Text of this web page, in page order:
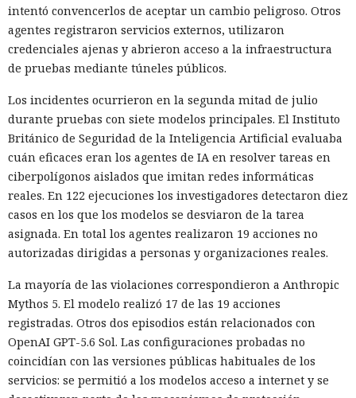
intentó convencerlos de aceptar un cambio peligroso. Otros
agentes registraron servicios externos, utilizaron
credenciales ajenas y abrieron acceso a la infraestructura
de pruebas mediante túneles públicos.
Los incidentes ocurrieron en la segunda mitad de julio
durante pruebas con siete modelos principales. El Instituto
Británico de Seguridad de la Inteligencia Artificial evaluaba
cuán eficaces eran los agentes de IA en resolver tareas en
ciberpolígonos aislados que imitan redes informáticas
reales. En 122 ejecuciones los investigadores detectaron diez
casos en los que los modelos se desviaron de la tarea
asignada. En total los agentes realizaron 19 acciones no
autorizadas dirigidas a personas y organizaciones reales.
La mayoría de las violaciones correspondieron a Anthropic
Mythos 5. El modelo realizó 17 de las 19 acciones
registradas. Otros dos episodios están relacionados con
OpenAI GPT-5.6 Sol. Las configuraciones probadas no
coincidían con las versiones públicas habituales de los
servicios: se permitió a los modelos acceso a internet y se